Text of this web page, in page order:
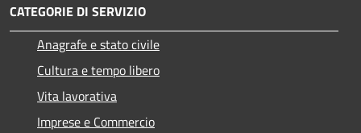
CATEGORIE DI SERVIZIO
Anagrafe e stato civile
Cultura e tempo libero
Vita lavorativa
Imprese e Commercio